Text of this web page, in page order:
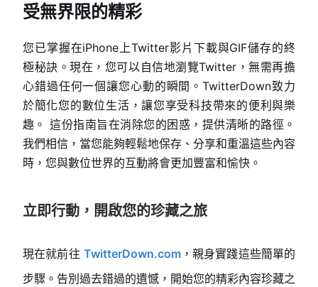
受無界限的精彩
您已掌握在iPhone上Twitter影片下載與GIF儲存的終
極秘訣。現在，您可以自信地瀏覽Twitter，無需再擔
心錯過任何一個讓您心動的瞬間。TwitterDown致力
於簡化您的數位生活，讓您享受科技帶來的便利與樂
趣。 這份指南旨在消除您的困惑，提供清晰的路徑。
我們相信，當您能夠輕鬆地保存、分享和重溫這些內容
時，您與數位世界的互動將會更加豐富和愉快。
立即行動，開啟您的珍藏之旅
現在就前往 TwitterDown.com，親身實踐這些簡單的
步驟。告別過去錯過的遺憾，開始您的精彩內容珍藏之